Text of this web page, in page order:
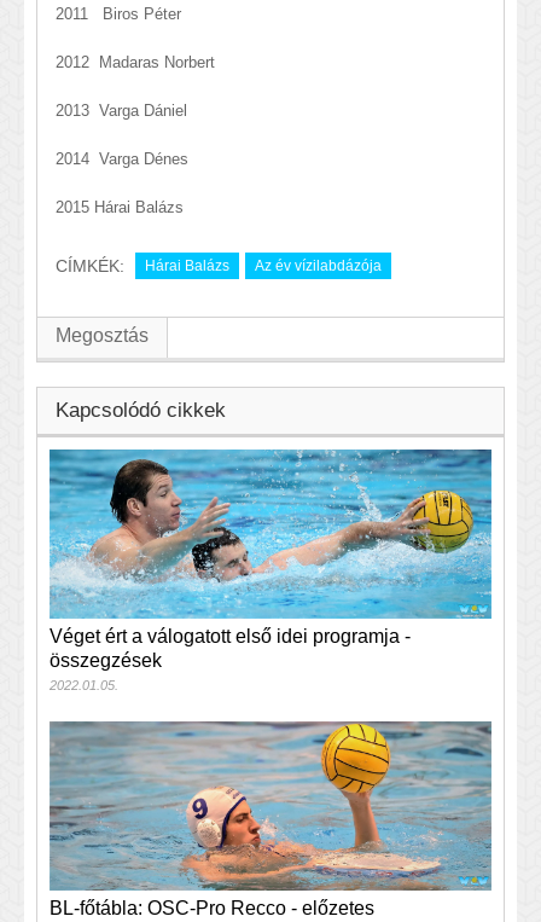
2011 Biros Péter
2012 Madaras Norbert
2013 Varga Dániel
2014 Varga Dénes
2015 Hárai Balázs
CÍMKÉK: Hárai Balázs Az év vízilabdázója
Megosztás
Kapcsolódó cikkek
Véget ért a válogatott első idei programja -
összegzések
2022.01.05.
BL-főtábla: OSC-Pro Recco - előzetes